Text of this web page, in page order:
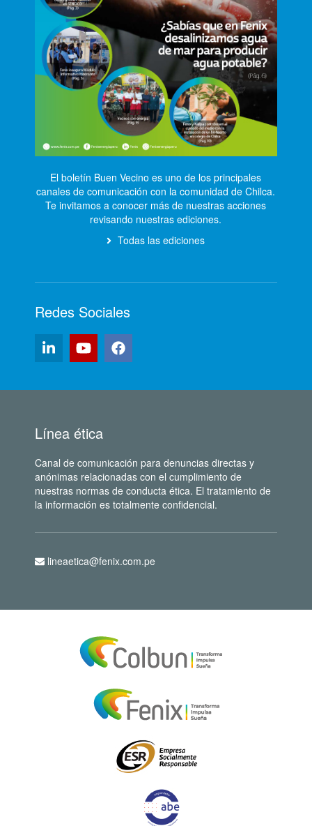
El boletín Buen Vecino es uno de los principales
canales de comunicación con la comunidad de Chilca.
Te invitamos a conocer más de nuestras acciones
revisando nuestras ediciones.
Todas las ediciones
Redes Sociales
Línea ética
Canal de comunicación para denuncias directas y
anónimas relacionadas con el cumplimiento de
nuestras normas de conducta ética. El tratamiento de
la información es totalmente confidencial.
lineaetica@fenix.com.pe